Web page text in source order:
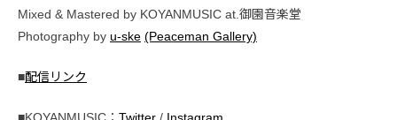
Mixed & Mastered by KOYANMUSIC at.御園音楽堂
Photography by u-ske (Peaceman Gallery)
■配信リンク
■KOYANMUSIC： Twitter / Instagram